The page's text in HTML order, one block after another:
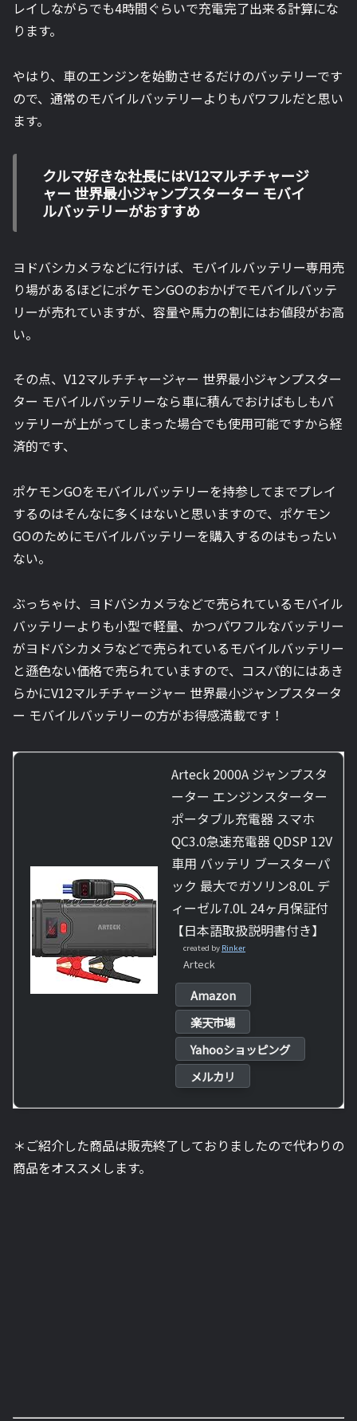
レイしながらでも4時間ぐらいで充電完了出来る計算にな
ります。
やはり、車のエンジンを始動させるだけのバッテリーです
ので、通常のモバイルバッテリーよりもパワフルだと思い
ます。
クルマ好きな社長にはV12マルチチャージ
ャー 世界最小ジャンプスターター モバイ
ルバッテリーがおすすめ
ヨドバシカメラなどに行けば、モバイルバッテリー専用売
り場があるほどにポケモンGOのおかげでモバイルバッテ
リーが売れていますが、容量や馬力の割にはお値段がお高
い。
その点、V12マルチチャージャー 世界最小ジャンプスター
ター モバイルバッテリーなら車に積んでおけばもしもバ
ッテリーが上がってしまった場合でも使用可能ですから経
済的です、
ポケモンGOをモバイルバッテリーを持参してまでプレイ
するのはそんなに多くはないと思いますので、ポケモン
GOのためにモバイルバッテリーを購入するのはもったい
ない。
ぶっちゃけ、ヨドバシカメラなどで売られているモバイル
バッテリーよりも小型で軽量、かつパワフルなバッテリー
がヨドバシカメラなどで売られているモバイルバッテリー
と遜色ない価格で売られていますので、コスパ的にはあき
らかにV12マルチチャージャー 世界最小ジャンプスタータ
ー モバイルバッテリーの方がお得感満載です！
Arteck 2000A ジャンプスタ
ーター エンジンスターター
ポータブル充電器 スマホ
QC3.0急速充電器 QDSP 12V
車用 バッテリ ブースターパ
ック 最大でガソリン8.0L デ
ィーゼル7.0L 24ヶ月保証付
【日本語取扱説明書付き】
created by Rinker
Arteck
Amazon
楽天市場
Yahooショッピング
メルカリ
＊ご紹介した商品は販売終了しておりましたので代わりの
商品をオススメします。